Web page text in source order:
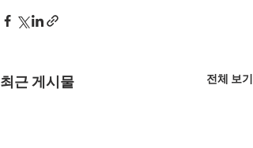
최근 게시물 전체 보기